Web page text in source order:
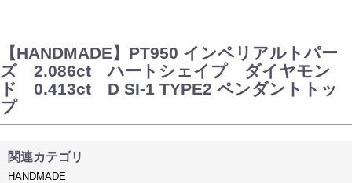
【HANDMADE】PT950 インペリアルトパー
ズ 2.086ct ハートシェイプ ダイヤモン
ド 0.413ct D SI-1 TYPE2 ペンダントトッ
プ
関連カテゴリ
HANDMADE